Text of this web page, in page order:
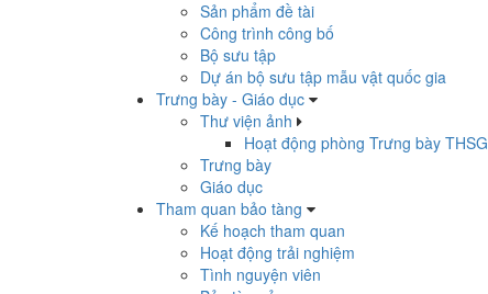
Sản phẩm đề tài
Công trình công bố
Bộ sưu tập
Dự án bộ sưu tập mẫu vật quốc gia
Trưng bày - Giáo dục
Thư viện ảnh
Hoạt động phòng Trưng bày THSG
Trưng bày
Giáo dục
Tham quan bảo tàng
Kế hoạch tham quan
Hoạt động trải nghiệm
Tình nguyện viên